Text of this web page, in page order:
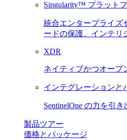
Singularity™ プラット
統合エンタープライズ
ードの保護、インテリ
XDR
ネイティブかつオープ
インテグレーションと
SentinelOne の力を引
製品ツアー
価格とパッケージ